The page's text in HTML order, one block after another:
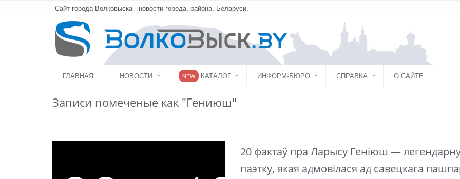
Сайт города Волковыска - новости города, района, Беларуси.
ГЛАВНАЯ НОВОСТИ NEW КАТАЛОГ ИНФОРМ-БЮРО СПРАВКА О САЙТЕ
Записи помеченые как "Гениюш"
20 фактаў пра Ларысу Геніюш —
паэтку, якая адмовілася ад савецкага